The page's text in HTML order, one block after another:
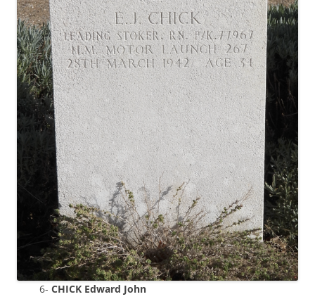
6- CHICK Edward John